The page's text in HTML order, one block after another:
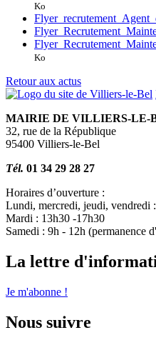
Ko
Ko
Retour aux actus
MAIRIE DE VILLIERS-LE-
32, rue de la République
95400 Villiers-le-Bel
Tél. 01 34 29 28 27
Horaires d’ouverture :
Lundi, mercredi, jeudi, vendredi
Mardi : 13h30 -17h30
Samedi : 9h - 12h (permanence
La lettre
Je m'abonne !
Nous suivre